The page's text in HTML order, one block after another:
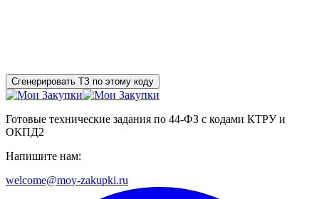
Сгенерировать ТЗ по этому коду
Готовые технические задания по 44-ФЗ с кодами КТРУ и
ОКПД2
Напишите нам:
welcome@moy-zakupki.ru